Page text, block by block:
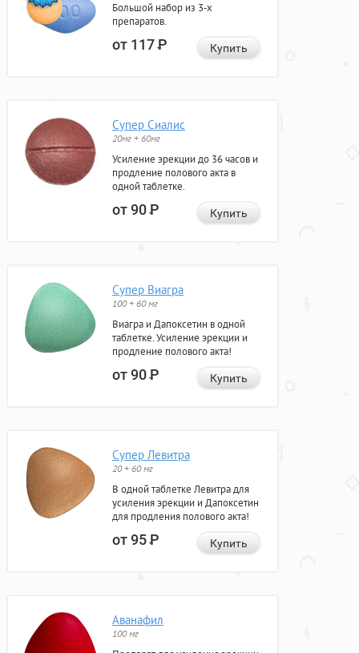
Большой набор из 3-х
препаратов.
от 117Р Купить
Супер Сиалис
20мг + 60мг
Усиление эрекции до 36 часов и
продление полового акта в
одной таблетке.
от 90Р Купить
Супер Виагра
100 + 60 мг
Виагра и Дапоксетин в одной
таблетке. Усиление эрекции и
продление полового акта!
от 90Р Купить
Супер Левитра
20 + 60 мг
В одной таблетке Левитра для
усиления эрекции и Дапоксетин
для продления полового акта!
от 95Р Купить
Аванафил
100 мг